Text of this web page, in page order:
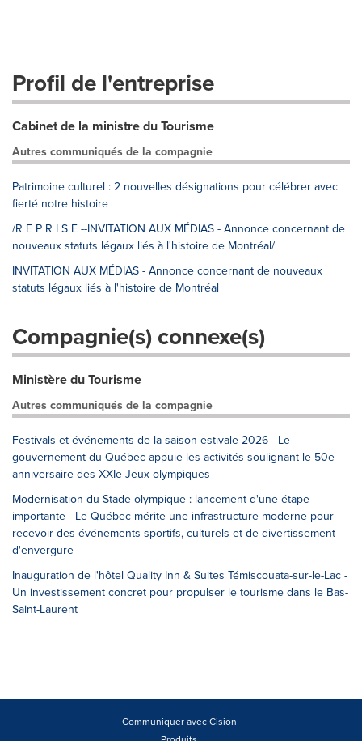
Profil de l'entreprise
Cabinet de la ministre du Tourisme
Autres communiqués de la compagnie
Patrimoine culturel : 2 nouvelles désignations pour célébrer avec
fierté notre histoire
/R E P R I S E --INVITATION AUX MÉDIAS - Annonce concernant de
nouveaux statuts légaux liés à l'histoire de Montréal/
INVITATION AUX MÉDIAS - Annonce concernant de nouveaux
statuts légaux liés à l'histoire de Montréal
Compagnie(s) connexe(s)
Ministère du Tourisme
Autres communiqués de la compagnie
Festivals et événements de la saison estivale 2026 - Le
gouvernement du Québec appuie les activités soulignant le 50e
anniversaire des XXIe Jeux olympiques
Modernisation du Stade olympique : lancement d'une étape
importante - Le Québec mérite une infrastructure moderne pour
recevoir des événements sportifs, culturels et de divertissement
d'envergure
Inauguration de l'hôtel Quality Inn & Suites Témiscouata-sur-le-Lac -
Un investissement concret pour propulser le tourisme dans le Bas-
Saint-Laurent
Communiquer avec Cision